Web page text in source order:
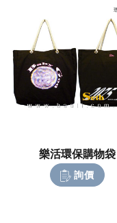
樂活環保購物袋
詢價